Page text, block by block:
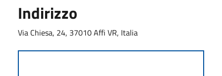
Indirizzo
Via Chiesa, 24, 37010 Affi VR, Italia